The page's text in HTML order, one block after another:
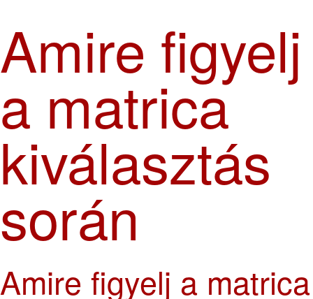
Amire figyelj
a matrica
kiválasztás
során
Amire figyelj a matrica